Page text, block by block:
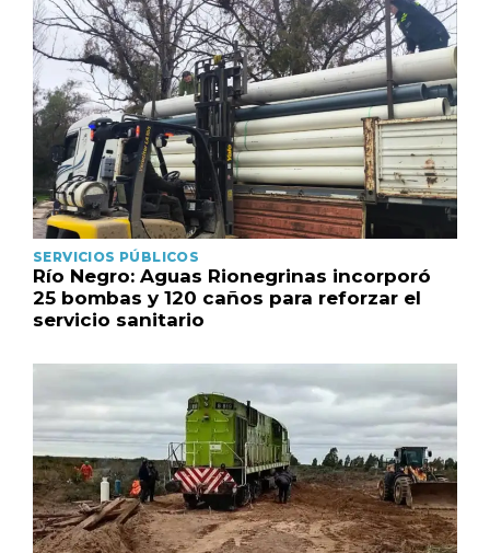
SERVICIOS PÚBLICOS
Río Negro: Aguas Rionegrinas incorporó
25 bombas y 120 caños para reforzar el
servicio sanitario